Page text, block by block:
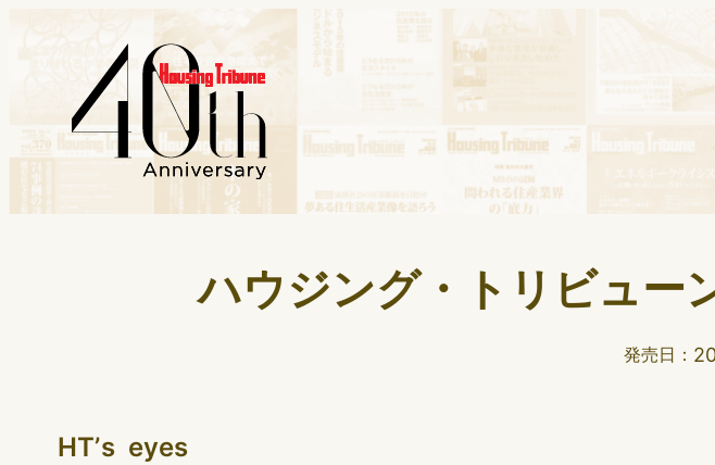
ハウジング・トリビュー
発売日：
HTʼs eyes